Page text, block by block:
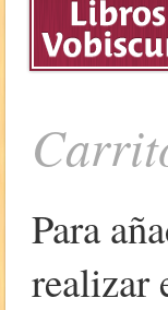
Para
realizar